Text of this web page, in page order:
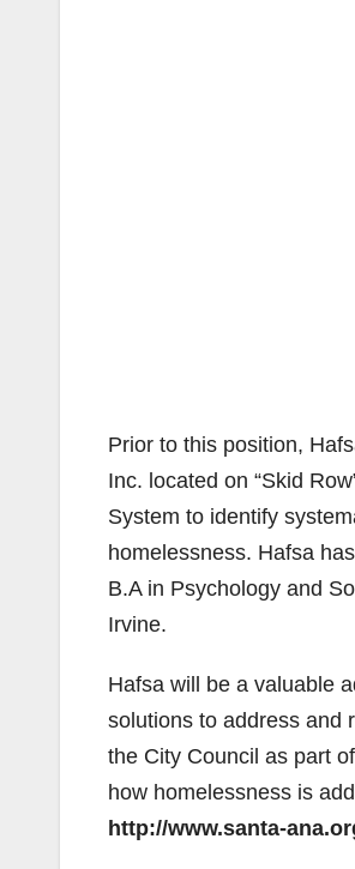
Prior to this position,
Inc. located on “Skid
System to identify
homelessness. Hafsa
B.A in Psychology and
Irvine.
Hafsa will be a valuable
solutions to address and
the City Council as part
how homelessness is
http://www.santa-